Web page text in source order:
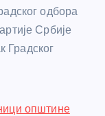
одбора
Србије
Градског
општине